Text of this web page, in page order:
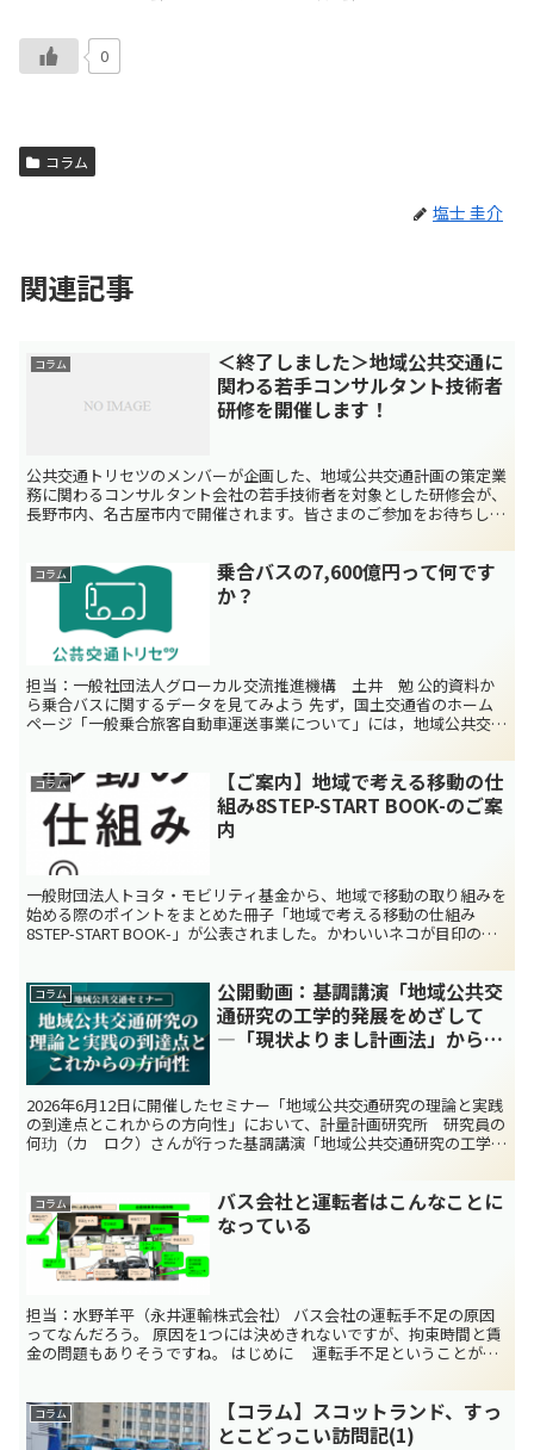
0
コラム
塩士 圭介
関連記事
コラム
＜終了しました＞地域公共交通に
関わる若手コンサルタント技術者
研修を開催します！
公共交通トリセツのメンバーが企画した、地域公共交通計画の策定業
務に関わるコンサルタント会社の若手技術者を対象とした研修会が、
長野市内、名古屋市内で開催されます。皆さまのご参加をお待ちして
コラム
乗合バスの7,600億円って何です
か？
担当：一般社団法人グローカル交流推進機構 土井 勉 公的資料か
ら乗合バスに関するデータを見てみよう 先ず，国土交通省のホーム
ページ「一般乗合旅客自動車運送事業について」には，地域公共交通
コラム
【ご案内】地域で考える移動の仕
組み8STEP-START BOOK-のご案
内
一般財団法人トヨタ・モビリティ基金から、地域で移動の取り組みを
始める際のポイントをまとめた冊子「地域で考える移動の仕組み
8STEP-START BOOK-」が公表されました。かわいいネコが目印の緑
コラム
公開動画：基調講演「地域公共交
通研究の工学的発展をめざして
―「現状よりまし計画法」から
2026年6月12日に開催したセミナー「地域公共交通研究の理論と実践
の到達点とこれからの方向性」において、計量計画研究所 研究員の
何玏（カ ロク）さんが行った基調講演「地域公共交通研究の工学的
コラム
バス会社と運転者はこんなことに
なっている
担当：水野羊平（永井運輸株式会社） バス会社の運転手不足の原因
ってなんだろう。 原因を1つには決めきれないですが、拘束時間と賃
金の問題もありそうですね。 はじめに 運転手不足ということがよ
コラム
【コラム】スコットランド、すっ
とこどっこい訪問記(1)